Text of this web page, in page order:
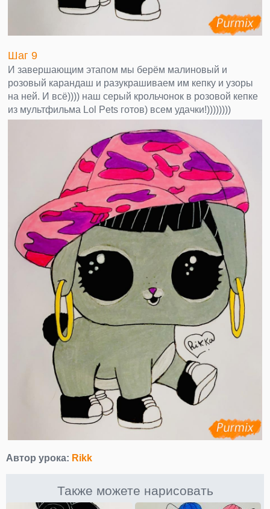
Шаг 9
И завершающим этапом мы берём малиновый и
розовый карандаш и разукрашиваем им кепку и узоры
на ней. И всё)))) наш серый крольчонок в розовой кепке
из мультфильма Lol Pets готов) всем удачки!))))))))
Автор урока: Rikk
Также можете нарисовать